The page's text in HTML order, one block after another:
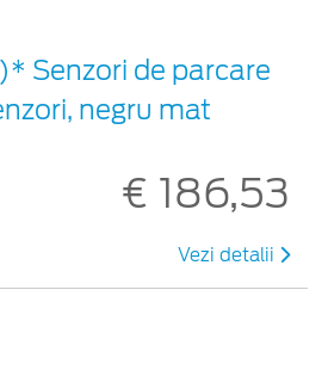
Senzori de parcare
negru mat
€ 186,53
Vezi detalii